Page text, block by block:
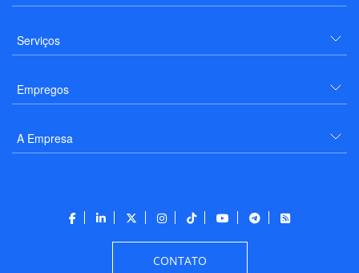
Serviços
Empregos
A Empresa
CONTATO